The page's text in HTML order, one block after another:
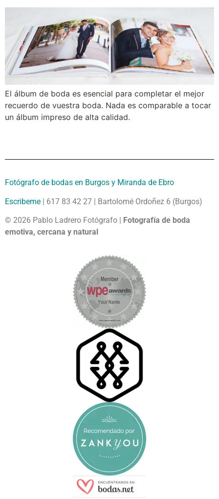
El álbum de boda es esencial para completar el mejor
recuerdo de vuestra boda. Nada es comparable a tocar
un álbum impreso de alta calidad.
Fotógrafo de bodas en Burgos y Miranda de Ebro
Escribeme | 617 83 42 27 | Bartolomé Ordoñez 6 (Burgos)
© 2026 Pablo Ladrero Fotógrafo | Fotografía de boda
emotiva, cercana y natural